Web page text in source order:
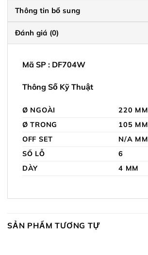
Thông tin bổ sung
Đánh giá (0)
Mã SP : DF704W
Thông Số Kỹ Thuật
Ø NGOÀI
220 MM
ØTRONG
105 MM
OFF SET
N/A MM
SỐ LỖ
6
DÀY
4 MM
SẢN PHẨM TƯƠNG TỰ